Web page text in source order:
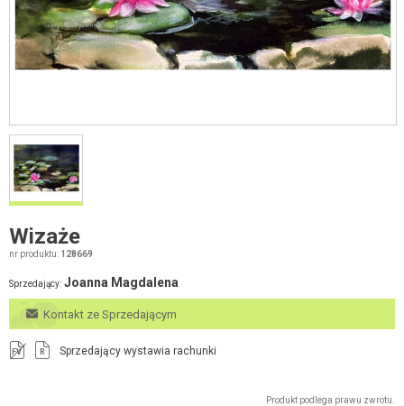
Wizaże
nr produktu: 128669
Sprzedający: Joanna Magdalena
Kontakt ze Sprzedającym
FV R Sprzedający wystawia rachunki
Produkt podlega prawu zwrotu.